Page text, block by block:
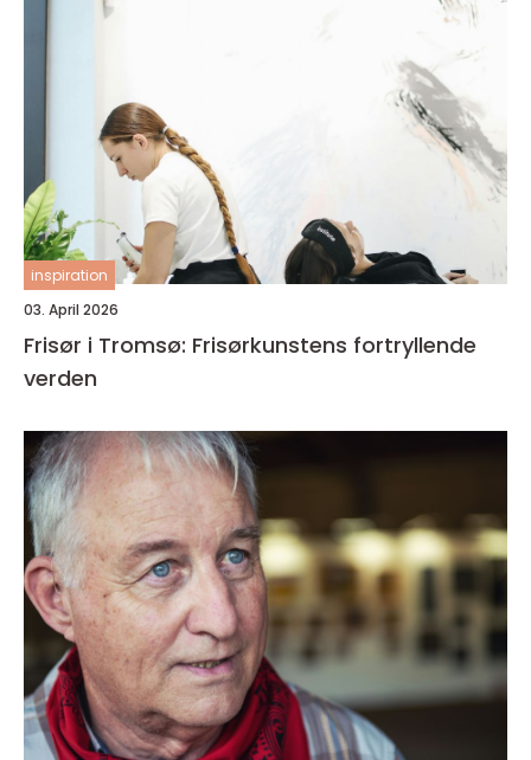
inspiration
03. April 2026
Frisør i Tromsø: Frisørkunstens fortryllende
verden